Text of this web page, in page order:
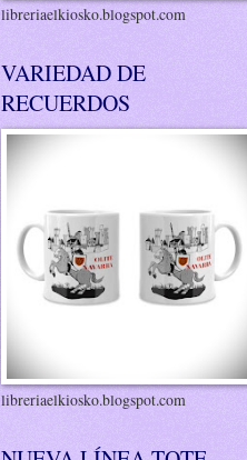
libreriaelkiosko.blogspot.com
VARIEDAD DE
RECUERDOS
libreriaelkiosko.blogspot.com